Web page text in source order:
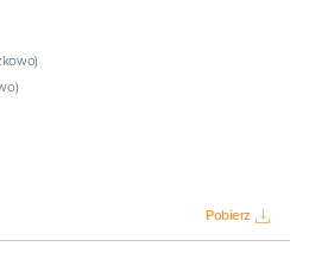
Pobierz